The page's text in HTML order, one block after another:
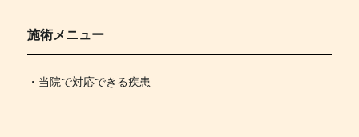
施術メニュー
・当院で対応できる疾患